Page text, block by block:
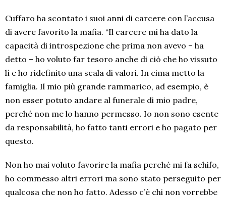
Cuffaro ha scontato i suoi anni di carcere con l’accusa
di avere favorito la mafia. “Il carcere mi ha dato la
capacità di introspezione che prima non avevo – ha
detto – ho voluto far tesoro anche di ciò che ho vissuto
lì e ho ridefinito una scala di valori. In cima metto la
famiglia. Il mio più grande rammarico, ad esempio, è
non esser potuto andare al funerale di mio padre,
perché non me lo hanno permesso. Io non sono esente
da responsabilità, ho fatto tanti errori e ho pagato per
questo.
Non ho mai voluto favorire la mafia perché mi fa schifo,
ho commesso altri errori ma sono stato perseguito per
qualcosa che non ho fatto. Adesso c’è chi non vorrebbe